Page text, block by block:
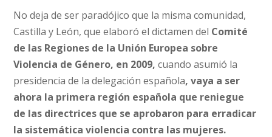
No deja de ser paradójico que la misma comunidad,
Castilla y León, que elaboró el dictamen del Comité
de las Regiones de la Unión Europea sobre
Violencia de Género, en 2009,cuando asumió la
presidencia de la delegación española, vaya a ser
ahora la primera región española que reniegue
de las directrices que se aprobaron para erradicar
la sistemática violencia contra las mujeres.